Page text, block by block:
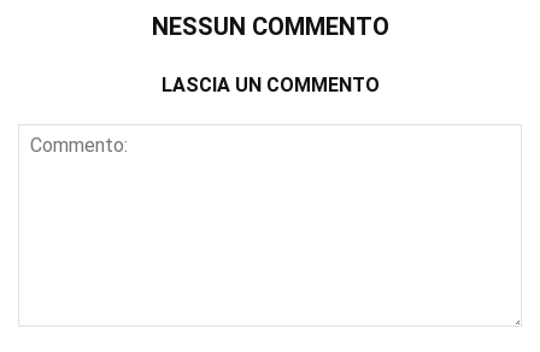
NESSUN COMMENTO
LASCIA UN COMMENTO